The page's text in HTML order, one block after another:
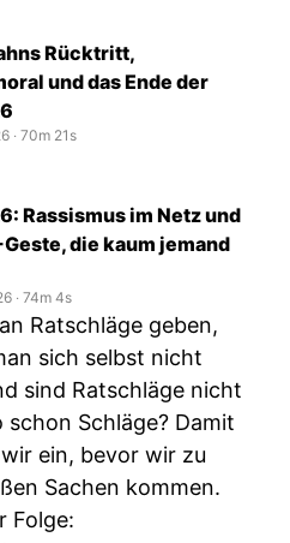
Rücktritt,
und das Ende der
‧ 70m 21s
Rassismus im Netz und
Geste, die kaum jemand
‧ 74m 4s
Ratschläge geben,
sich selbst nicht
sind Ratschläge nicht
schon Schläge? Damit
ein, bevor wir zu
Sachen kommen.
Folge: